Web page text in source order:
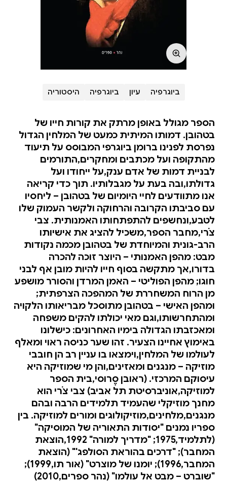
ביוגרפיה עיון ביוגרפיה היסטוריה
הספר מגולל באופן מרתק את קורות חייו של
בטהובן. דמותו המיתית כמעט של המלחין הגדול
נפרסת לפנינו ברומן ביוגרפי המבוסס על תיעוד
מהתקופה ועל מכתבים ומחקרים,התורמים
לבניית דמות של אדם ענק,על ייחודו ועל
גדולתו,ובה בעת על מגבלותיו. תוך כדי קריאה
אנו מתוודעים לחיי היומיום של בטהובן – ליחסיו
עם סביבתו הקרובה והרחוקה ולקשר העמוק שלו
לטבע,ונחשפים להתפתחותו האמנותית. צבי
צֹרי,מחבר הספר,משכיל להציג את אישיותו
הרב-גונית והמיוחדת של בטהובן מכמה נקודות
מבט: מהפן האמנותי – היוצר זוכה להכרה
בדורו,אך מתקשה בסוף חייו להיות מובן אף לבני
חוגו; מהפן הפוליטי – האמן המרדן והסורר מושפע
מן הרוח המשחררת של המהפכה הצרפתית;
ומהפן האישי – בטהובן מתוסכל מבריאותו הלקויה
ומהתחרשותו,וגם מאי יכולתו להקים משפחה
ומאכזבתו הגדולה בימיו האחרונים: כישלונו
באימוץ אחיינו הצעיר. זהו שער כניסה ראוי ומאלף
לעולמו של המלחין,וימצאו בו עניין רב הן חובבי
מוזיקה – מנגנים ומאזינים,והן מי שמוזיקה היא
עיסוקם המרכזי. (ראובן סֶרוסי,בית הספר
למוזיקה,אוניברסיטת תל אביב) צבי צֹרי הוא
מחנך מוזיקלי שהעמיד תלמידים הרבה ובהם
מנגנים,מלחינים,מוזיקולוגים ומורים למוזיקה. בין
ספריו נמנים "יסודות התאוריה של המוסיקה"
(לתלמיד,1975; "מדריך למורה" 1992,הוצאת
המחבר); "דרכים בהוראת הסולפג'" (הוצאת
המחבר,1996); יומנו של מוצרט" (אור תו,1999);
"שוברט – מבט אל עולמו" (נהר ספרים,2010)